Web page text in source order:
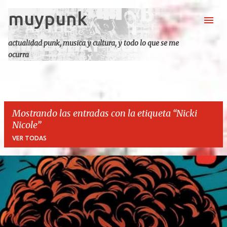
Ir al contenido principal
muypunk
actualidad punk, musica y cultura, y todo lo que se me
ocurra
Mostrando las entradas con la etiqueta Nicki
Nicole
VER TODAS
E
t
r